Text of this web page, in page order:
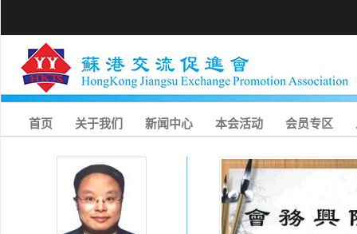
首页 关于我们 新闻中心 本会活动 会员专区